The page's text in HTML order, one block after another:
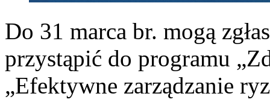
Do 31 marca br. mogą
przystąpić do programu
„Efektywne zarządzanie